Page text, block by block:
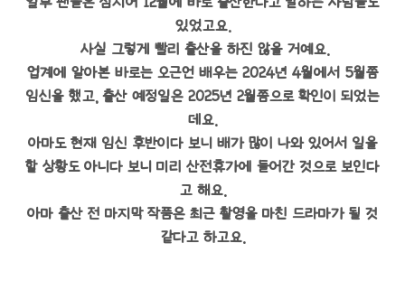
있었고요.
사실 그렇게 빨리 출산을 하진 않을 거예요.
업계에 알아본 바로는 오근언 배우는 2024년 4월에서 5월쯤
임신을 했고, 출산 예정일은 2025년 2월쯤으로 확인이 되었는
데요.
아마도 현재 임신 후반이다 보니 배가 많이 나와 있어서 일을
할 상황도 아니다 보니 미리 산전휴가에 들어간 것으로 보인다
고 해요.
아마 출산 전 마지막 작품은 최근 촬영을 마친 드라마가 될 것
같다고 하고요.